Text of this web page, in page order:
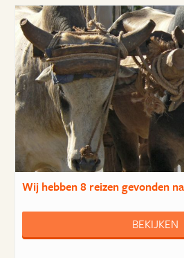
Wij hebben8 reizengevonden
BEKIJKEN